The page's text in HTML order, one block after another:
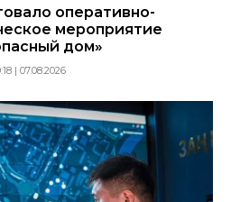
оперативно-
мероприятие
дом»
| 07.08.2026